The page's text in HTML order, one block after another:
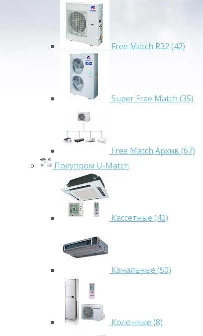
Free Match R32 (42)
Super Free Match (35)
Free Match Архив (67)
Полупром U-Match
Кассетные (40)
Канальные (50)
Колонные (8)